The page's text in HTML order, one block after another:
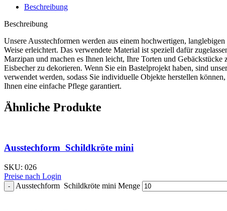
Beschreibung
Beschreibung
Unsere Ausstechformen werden aus einem hochwertigen,
Weise erleichtert. Das verwendete Material ist speziell dafür
Marzipan und machen es Ihnen leicht, Ihre Torten und
Eisbecher zu dekorieren. Wenn Sie ein Bastelprojekt haben, sind
verwendet werden, sodass Sie individuelle Objekte herstellen
Ihnen eine einfache Pflege garantiert.
Ähnliche Produkte
Ausstechform Schildkröte mini
SKU: 026
Preise nach Login
Ausstechform Schildkröte mini Menge